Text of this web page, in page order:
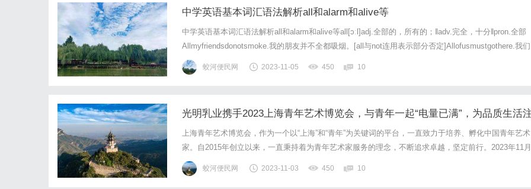
中学英语基本词汇语法解析all和alarm和alive等
中学英语基本词汇语法解析all和alarm和alive等all[ɔːl]adj.全部的，所有的；‖adv.完全，十分‖pron.全部
Allmyfriendsdonotsmoke.我的朋友并不全都吸烟。[all与not连用表示部分否定]Allofusmustgothere.我们
大家都应该去。[allof…短语作主语时，all指代的数取决于of之后名词或代词的数...
蛟河便民网 2023-11-05 450 10
光明乳业携手2023上海青年艺术博览会，与青年一起“电量已满”，为品质生活
入新鲜活力
上海青年艺术博览会，作为一个以“上海”和“青年”为关键词的平台，一直致力于培养、孵化中国青年艺术
家。自2015年创立以来，一直秉持着为青年艺术家服务的理念，不断追求卓越，坚定前行。2023年11
日，2023上海青年艺术博览会正式开幕。光明乳业党委副书记、总裁贲敏出席活动并启动青艺培育基金
今年，上海青年艺术博览会以“电量已满”为主题，开启持续一个月“一城...
蛟河便民网 2023-11-03 450 10